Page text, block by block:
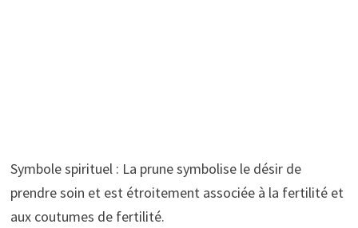
Symbole spirituel : La prune symbolise le désir de
prendre soin et est étroitement associée à la fertilité et
aux coutumes de fertilité.